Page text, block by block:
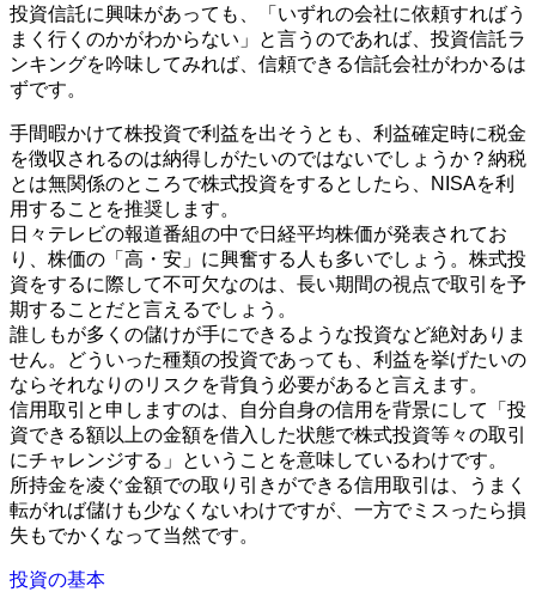
投資信託に興味があっても、「いずれの会社に依頼すればう
まく行くのかがわからない」と言うのであれば、投資信託ラ
ンキングを吟味してみれば、信頼できる信託会社がわかるは
ずです。
手間暇かけて株投資で利益を出そうとも、利益確定時に税金
を徴収されるのは納得しがたいのではないでしょうか？納税
とは無関係のところで株式投資をするとしたら、NISAを利
用することを推奨します。
日々テレビの報道番組の中で日経平均株価が発表されてお
り、株価の「高・安」に興奮する人も多いでしょう。株式投
資をするに際して不可欠なのは、長い期間の視点で取引を予
期することだと言えるでしょう。
誰しもが多くの儲けが手にできるような投資など絶対ありま
せん。どういった種類の投資であっても、利益を挙げたいの
ならそれなりのリスクを背負う必要があると言えます。
信用取引と申しますのは、自分自身の信用を背景にして「投
資できる額以上の金額を借入した状態で株式投資等々の取引
にチャレンジする」ということを意味しているわけです。
所持金を凌ぐ金額での取り引きができる信用取引は、うまく
転がれば儲けも少なくないわけですが、一方でミスったら損
失もでかくなって当然です。
投資の基本